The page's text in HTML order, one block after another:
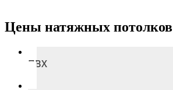
Цены натяжных потолков
ПВХ